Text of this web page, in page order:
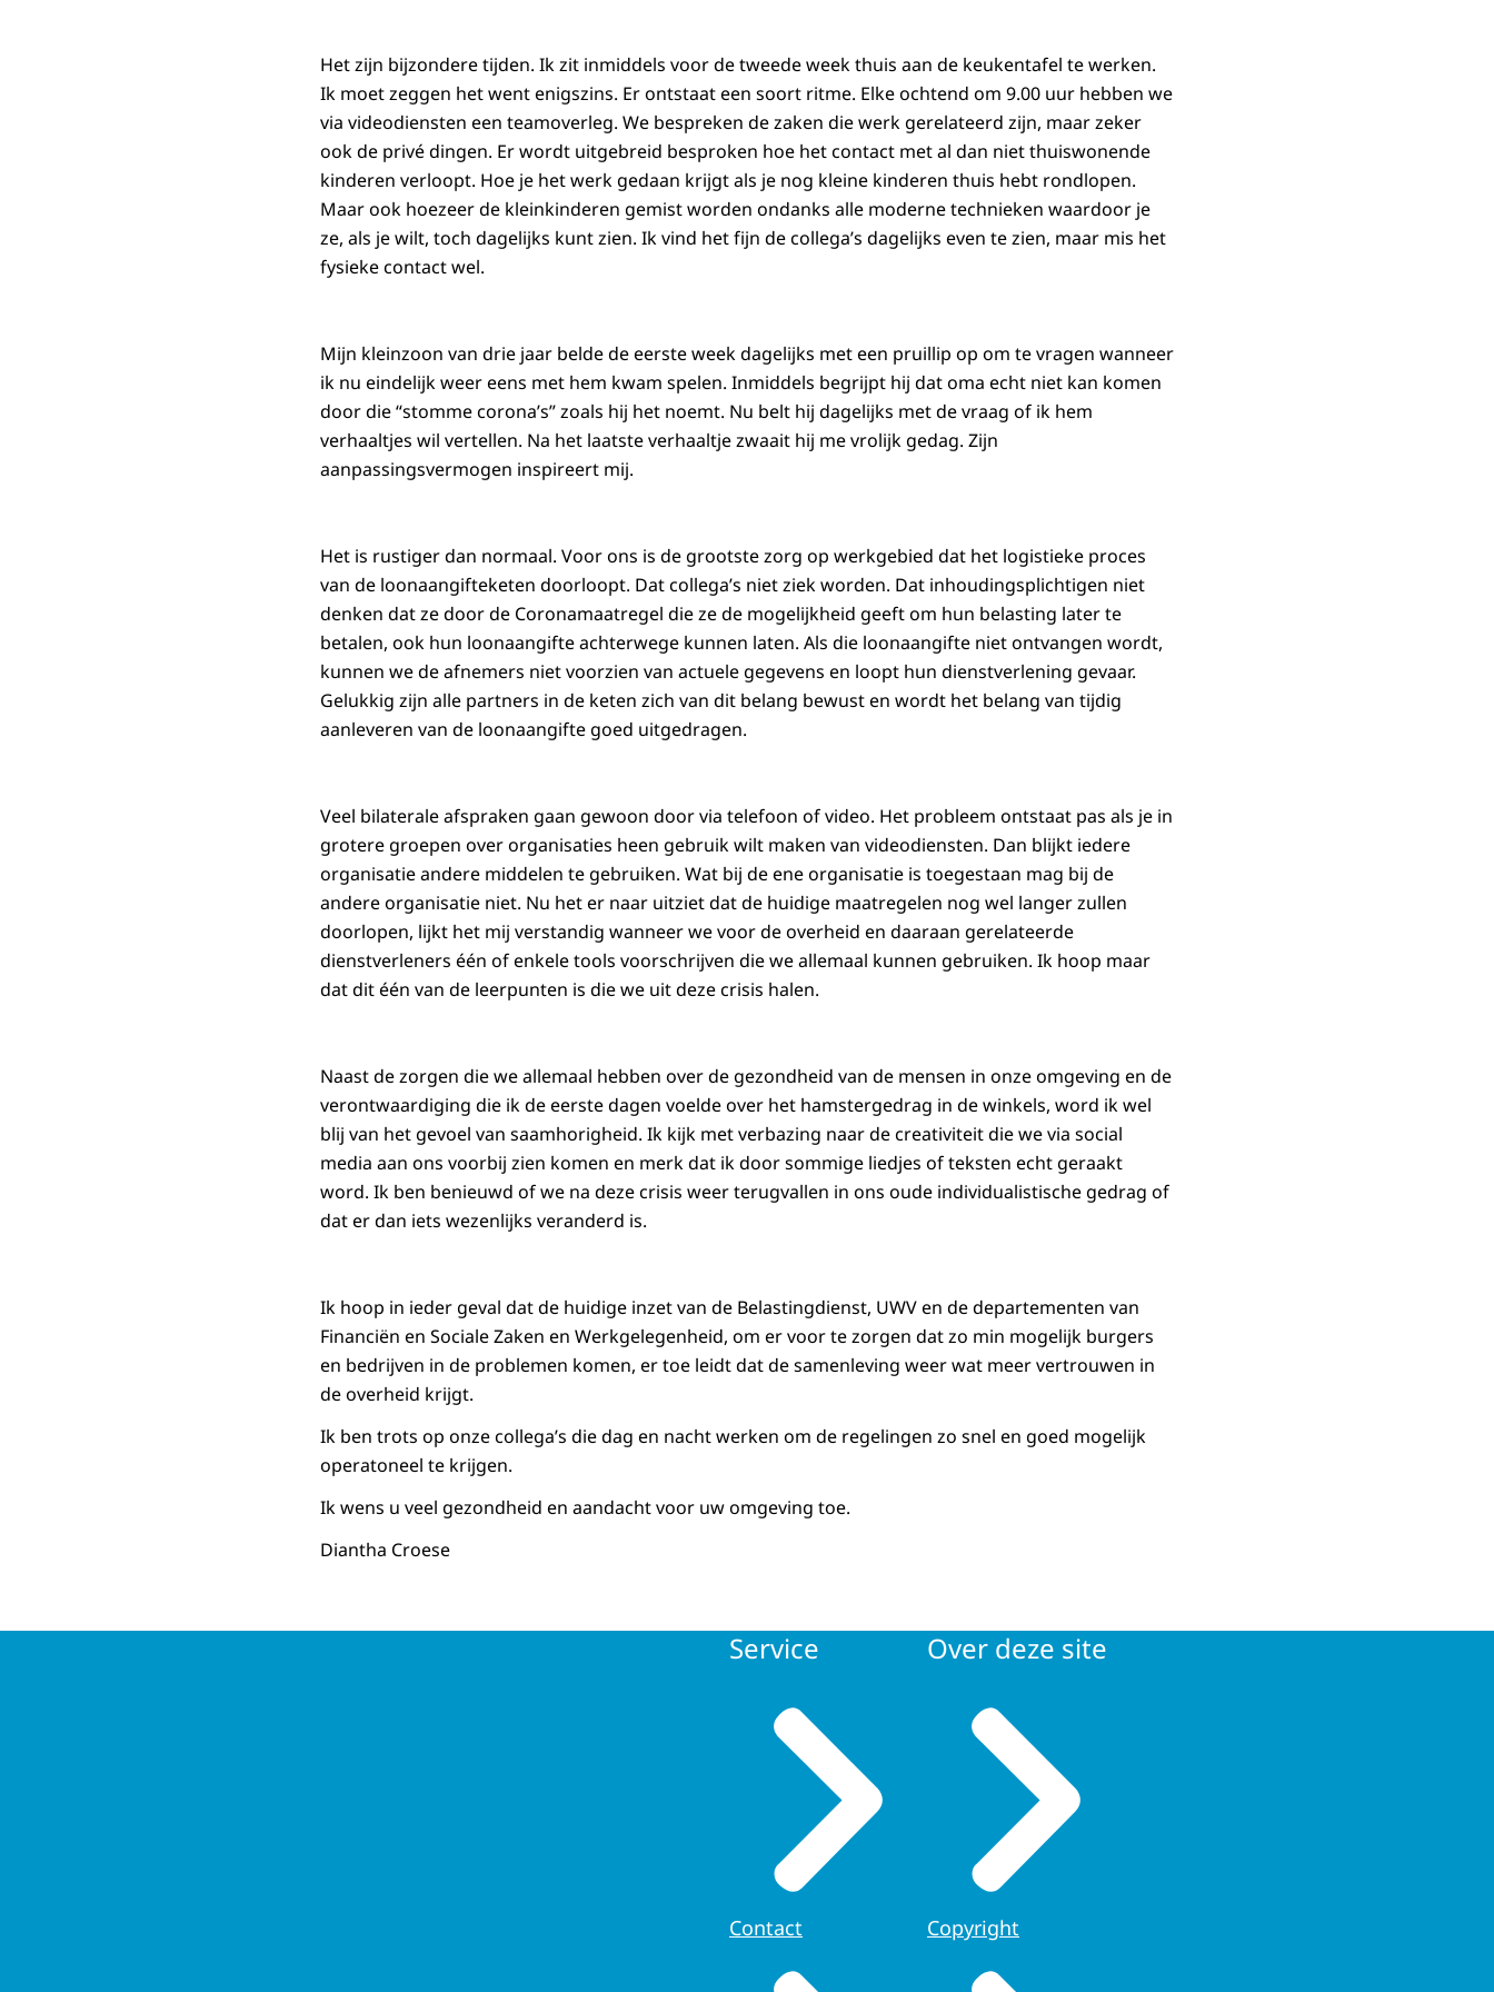
Het zijn bijzondere tijden. Ik zit inmiddels voor de tweede week thuis aan de keukentafel te werken.
Ik moet zeggen het went enigszins. Er ontstaat een soort ritme. Elke ochtend om 9.00 uur hebben we
via videodiensten een teamoverleg. We bespreken de zaken die werk gerelateerd zijn, maar zeker
ook de privé dingen. Er wordt uitgebreid besproken hoe het contact met al dan niet thuiswonende
kinderen verloopt. Hoe je het werk gedaan krijgt als je nog kleine kinderen thuis hebt rondlopen.
Maar ook hoezeer de kleinkinderen gemist worden ondanks alle moderne technieken waardoor je
ze, als je wilt, toch dagelijks kunt zien. Ik vind het fijn de collega’s dagelijks even te zien, maar mis het
fysieke contact wel.
Mijn kleinzoon van drie jaar belde de eerste week dagelijks met een pruillip op om te vragen wanneer
ik nu eindelijk weer eens met hem kwam spelen. Inmiddels begrijpt hij dat oma echt niet kan komen
door die “stomme corona’s” zoals hij het noemt. Nu belt hij dagelijks met de vraag of ik hem
verhaaltjes wil vertellen. Na het laatste verhaaltje zwaait hij me vrolijk gedag. Zijn
aanpassingsvermogen inspireert mij.
Het is rustiger dan normaal. Voor ons is de grootste zorg op werkgebied dat het logistieke proces
van de loonaangifteketen doorloopt. Dat collega’s niet ziek worden. Dat inhoudingsplichtigen niet
denken dat ze door de Coronamaatregel die ze de mogelijkheid geeft om hun belasting later te
betalen, ook hun loonaangifte achterwege kunnen laten. Als die loonaangifte niet ontvangen wordt,
kunnen we de afnemers niet voorzien van actuele gegevens en loopt hun dienstverlening gevaar.
Gelukkig zijn alle partners in de keten zich van dit belang bewust en wordt het belang van tijdig
aanleveren van de loonaangifte goed uitgedragen.
Veel bilaterale afspraken gaan gewoon door via telefoon of video. Het probleem ontstaat pas als je in
grotere groepen over organisaties heen gebruik wilt maken van videodiensten. Dan blijkt iedere
organisatie andere middelen te gebruiken. Wat bij de ene organisatie is toegestaan mag bij de
andere organisatie niet. Nu het er naar uitziet dat de huidige maatregelen nog wel langer zullen
doorlopen, lijkt het mij verstandig wanneer we voor de overheid en daaraan gerelateerde
dienstverleners één of enkele tools voorschrijven die we allemaal kunnen gebruiken. Ik hoop maar
dat dit één van de leerpunten is die we uit deze crisis halen.
Naast de zorgen die we allemaal hebben over de gezondheid van de mensen in onze omgeving en de
verontwaardiging die ik de eerste dagen voelde over het hamstergedrag in de winkels, word ik wel
blij van het gevoel van saamhorigheid. Ik kijk met verbazing naar de creativiteit die we via social
media aan ons voorbij zien komen en merk dat ik door sommige liedjes of teksten echt geraakt
word. Ik ben benieuwd of we na deze crisis weer terugvallen in ons oude individualistische gedrag of
dat er dan iets wezenlijks veranderd is.
Ik hoop in ieder geval dat de huidige inzet van de Belastingdienst, UWV en de departementen van
Financiën en Sociale Zaken en Werkgelegenheid, om er voor te zorgen dat zo min mogelijk burgers
en bedrijven in de problemen komen, er toe leidt dat de samenleving weer wat meer vertrouwen in
de overheid krijgt.
Ik ben trots op onze collega’s die dag en nacht werken om de regelingen zo snel en goed mogelijk
operatoneel te krijgen.
Ik wens u veel gezondheid en aandacht voor uw omgeving toe.
Diantha Croese
Service
Contact
Over deze site
Copyright